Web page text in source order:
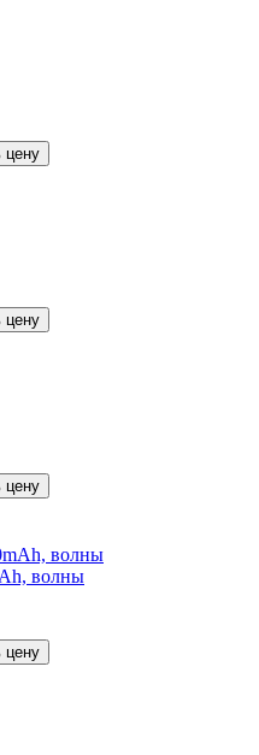
цену
цену
цену
волны
цену